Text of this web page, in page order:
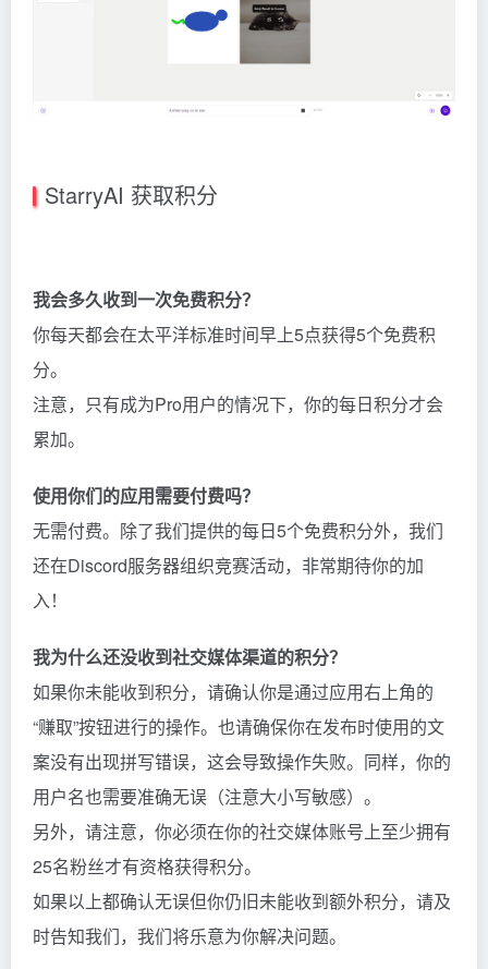
StarryAI 获取积分
我会多久收到一次免费积分？
你每天都会在太平洋标准时间早上5点获得5个免费积
分。
注意，只有成为Pro用户的情况下，你的每日积分才会
累加。
使用你们的应用需要付费吗？
无需付费。除了我们提供的每日5个免费积分外，我们
还在Discord服务器组织竞赛活动，非常期待你的加
入！
我为什么还没收到社交媒体渠道的积分？
如果你未能收到积分，请确认你是通过应用右上角的
“赚取”按钮进行的操作。也请确保你在发布时使用的文
案没有出现拼写错误，这会导致操作失败。同样，你的
用户名也需要准确无误（注意大小写敏感）。
另外，请注意，你必须在你的社交媒体账号上至少拥有
25名粉丝才有资格获得积分。
如果以上都确认无误但你仍旧未能收到额外积分，请及
时告知我们，我们将乐意为你解决问题。